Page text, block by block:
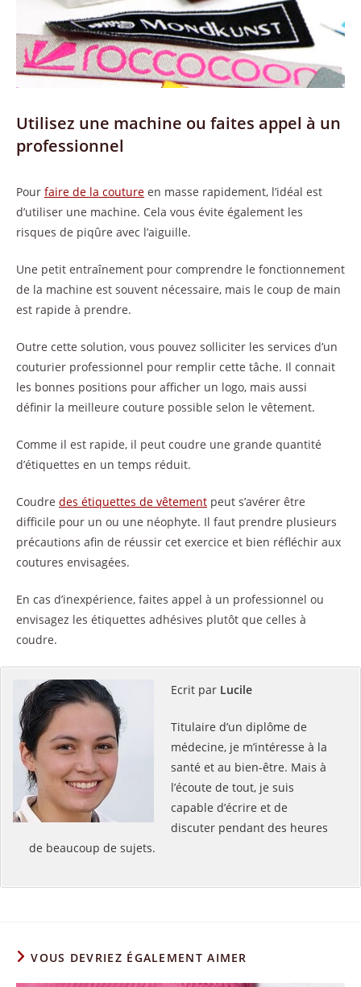
Utilisez une machine ou faites appel à un
professionnel
Pour faire de la couture en masse rapidement, l’idéal est
d’utiliser une machine. Cela vous évite également les
risques de piqûre avec l’aiguille.
Une petit entraînement pour comprendre le fonctionnement
de la machine est souvent nécessaire, mais le coup de main
est rapide à prendre.
Outre cette solution, vous pouvez solliciter les services d’un
couturier professionnel pour remplir cette tâche. Il connait
les bonnes positions pour afficher un logo, mais aussi
définir la meilleure couture possible selon le vêtement.
Comme il est rapide, il peut coudre une grande quantité
d’étiquettes en un temps réduit.
Coudre des étiquettes de vêtement peut s’avérer être
difficile pour un ou une néophyte. Il faut prendre plusieurs
précautions afin de réussir cet exercice et bien réfléchir aux
coutures envisagées.
En cas d’inexpérience, faites appel à un professionnel ou
envisagez les étiquettes adhésives plutôt que celles à
coudre.
Ecrit par Lucile
Titulaire d’un diplôme de
médecine, je m’intéresse à la
santé et au bien-être. Mais à
l’écoute de tout, je suis
capable d’écrire et de
discuter pendant des heures
de beaucoup de sujets.
VOUS DEVRIEZ ÉGALEMENT AIMER